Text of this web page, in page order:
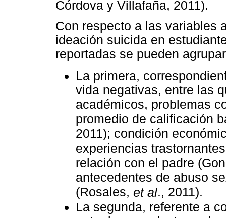
Córdova y Villafaña, 2011).
Con respecto a las variables
ideación suicida en
reportadas se pueden
La primera,
vida negativas, entre las
académicos, problemas
promedio de calificación
2011); condición
experiencias
relación con el padre
antecedentes de abuso
(Rosales, et al., 2011).
La segunda, referente a